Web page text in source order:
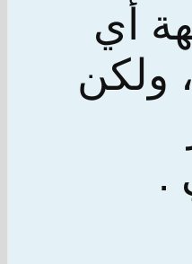
أي
ولكن
.